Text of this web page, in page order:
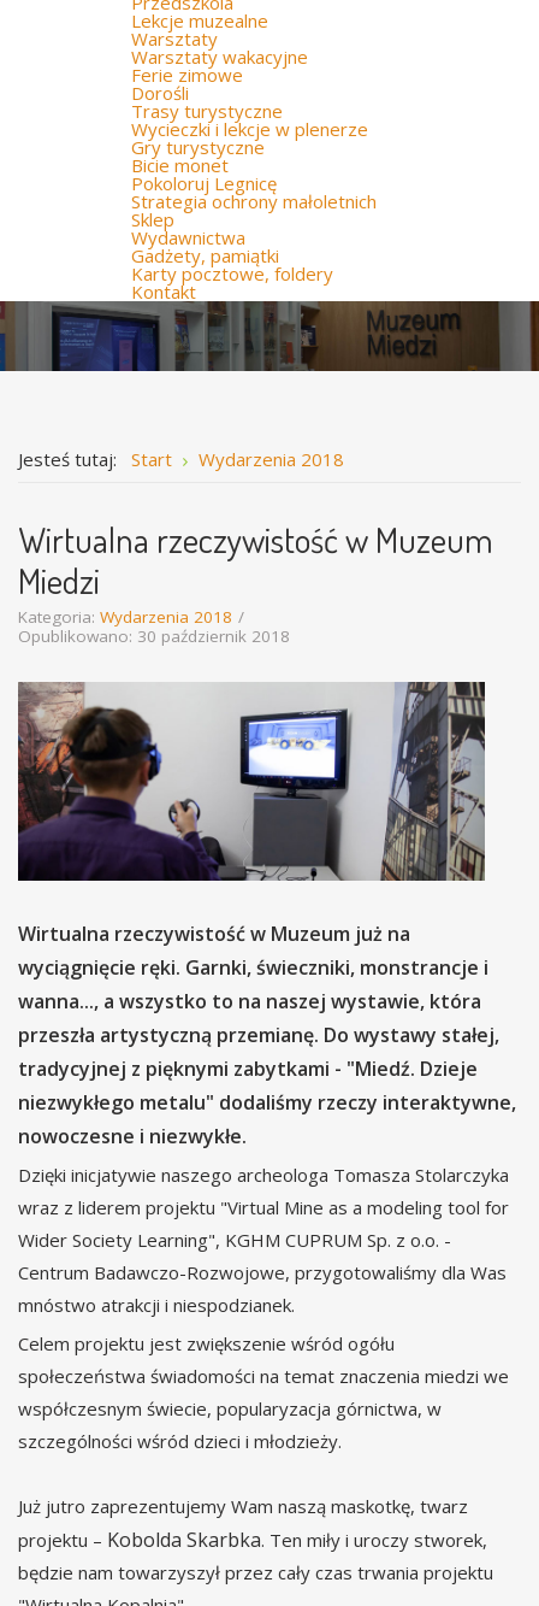
Lekcje muzealne
Warsztaty
Warsztaty wakacyjne
Ferie zimowe
Dorośli
Trasy turystyczne
Wycieczki i lekcje w plenerze
Gry turystyczne
Bicie monet
Pokoloruj Legnicę
Strategia ochrony małoletnich
Sklep
Wydawnictwa
Gadżety, pamiątki
Karty pocztowe, foldery
Kontakt
Jesteś tutaj: Start Wydarzenia 2018
Wirtualna rzeczywistość w Muzeum
Miedzi
Kategoria: Wydarzenia 2018
Opublikowano: 30 październik 2018
Wirtualna rzeczywistość w Muzeum już na
wyciągnięcie ręki. Garnki, świeczniki, monstrancje i
wanna..., a wszystko to na naszej wystawie, która
przeszła artystyczną przemianę. Do wystawy stałej,
tradycyjnej z pięknymi zabytkami - "Miedź. Dzieje
niezwykłego metalu" dodaliśmy rzeczy interaktywne,
nowoczesne i niezwykłe.
Dzięki inicjatywie naszego archeologa Tomasza Stolarczyka
wraz z liderem projektu "Virtual Mine as a modeling tool for
Wider Society Learning", KGHM CUPRUM Sp. z o.o. -
Centrum Badawczo-Rozwojowe, przygotowaliśmy dla Was
mnóstwo atrakcji i niespodzianek.
Celem projektu jest zwiększenie wśród ogółu
społeczeństwa świadomości na temat znaczenia miedzi we
współczesnym świecie, popularyzacja górnictwa, w
szczególności wśród dzieci i młodzieży.
Już jutro zaprezentujemy Wam naszą maskotkę, twarz
projektu – Kobolda Skarbka. Ten miły i uroczy stworek,
będzie nam towarzyszył przez cały czas trwania projektu